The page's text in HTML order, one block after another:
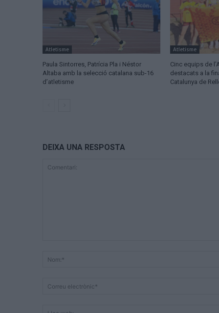
Atletisme
Paula Sintorres, Patrícia Pla i Néstor
Altaba amb la selecció catalana sub-16
d’atletisme
Atletisme
Cinc equips de
destacats a la
Catalunya de
DEIXA UNA RESPOSTA